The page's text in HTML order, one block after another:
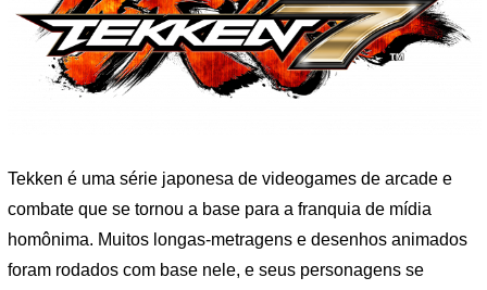
Tekken é uma série japonesa de videogames de arcade e
combate que se tornou a base para a franquia de mídia
homônima. Muitos longas-metragens e desenhos animados
foram rodados com base nele, e seus personagens se